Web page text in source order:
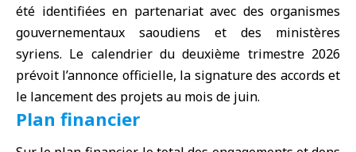
été identifiées en partenariat avec des organismes
gouvernementaux saoudiens et des ministères
syriens. Le calendrier du deuxième trimestre 2026
prévoit l’annonce officielle, la signature des accords et
le lancement des projets au mois de juin.
Plan financier